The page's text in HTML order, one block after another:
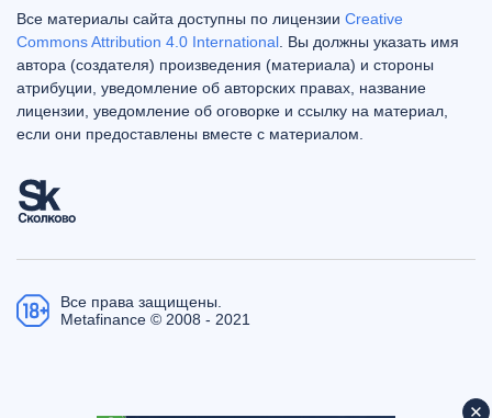
Все материалы сайта доступны по лицензии Creative
Commons Attribution 4.0 International . Вы должны указать имя
автора (создателя) произведения (материала) и стороны
атрибуции, уведомление об авторских правах, название
лицензии, уведомление об оговорке и ссылку на материал,
если они предоставлены вместе с материалом.
Все права защищены.
Metafinance © 2008 - 2021